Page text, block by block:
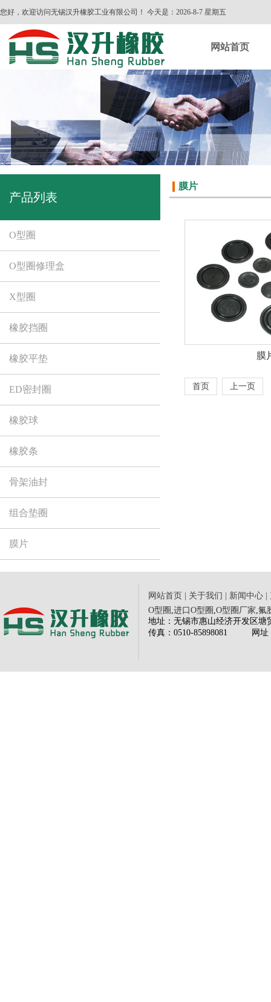
您好，欢迎访问无锡汉升橡胶工业有限公司！ 今天是： 2026-8-7 星期五
网站首页
产品列表
O型圈
O型圈修理盒
X型圈
橡胶挡圈
橡胶平垫
ED密封圈
橡胶球
橡胶条
骨架油封
组合垫圈
膜片
膜片
膜
首页 上一页
网站首页 关于我们 新闻中心
O型圈 ,进口O型圈 ,O型圈厂家,氟
地址：无锡市惠山经济开发区
传真：0510-85898081 网 址